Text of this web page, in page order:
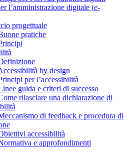
l’amministrazione digitale (e-
progettuale
pratiche
by design
per l’accessibilità
guida e criteri di successo
rilasciare una dichiarazione di
di feedback e procedura di
accessibilità
e approfondimenti